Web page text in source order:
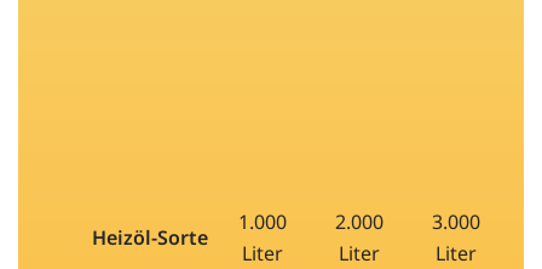
Heizöl-Sorte
1.000
Liter
2.000
Liter
3.000
Liter